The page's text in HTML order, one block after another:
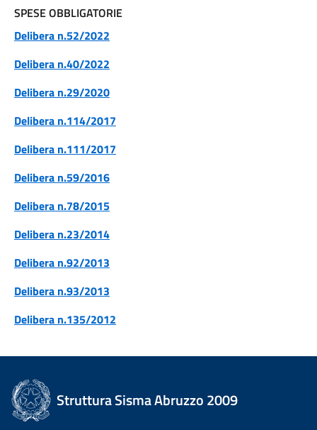
SPESE OBBLIGATORIE
Delibera n.52/2022
Delibera n.40/2022
Delibera n.29/2020
Delibera n.114/2017
Delibera n.111/2017
Delibera n.59/2016
Delibera n.78/2015
Delibera n.23/2014
Delibera n.92/2013
Delibera n.93/2013
Delibera n.135/2012
Struttura Sisma Abruzzo 2009